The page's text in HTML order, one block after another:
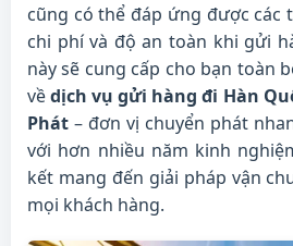
cũng có thể đáp ứng được các
chi phí và độ an toàn khi gửi
này sẽ cung cấp cho bạn toàn
vềdịch vụ gửi hàng đi Hàn
Phát – đơn vị chuyển phát
với hơn nhiều năm kinh
kết mang đến giải pháp vận
mọi khách hàng.